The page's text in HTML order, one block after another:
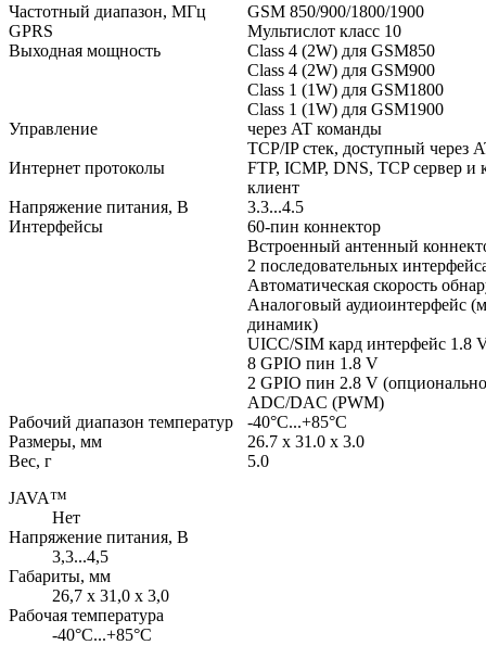
Частотный диапазон, МГц
GSM 850/900/1800/1900
GPRS
Мультислот класс 10
Выходная мощность
Class 4 (2W) для GSM850
Class 4 (2W) для GSM900
Class 1 (1W) для GSM1800
Class 1 (1W) для GSM1900
Управление
через AT команды
TCP/IP стек, доступный через
Интернет протоколы
FTP, ICMP, DNS, TCP сервер и
клиент
Напряжение питания, В
3.3...4.5
Интерфейсы
60-пин коннектор
Встроенный антенный
2 последовательных
Автоматическая скорость
Аналоговый аудиоинтерфейс
динамик)
UICC/SIM кард интерфейс 1.8
8 GPIO пин 1.8 V
2 GPIO пин 2.8 V
ADC/DAC (PWM)
Рабочий диапазон температур
-40°C...+85°C
Размеры, мм
26.7 x 31.0 x 3.0
Вес, г
5.0
JAVA™
Нет
Напряжение питания, В
3,3...4,5
Габариты, мм
26,7 x 31,0 x 3,0
Рабочая температура
-40°C...+85°C